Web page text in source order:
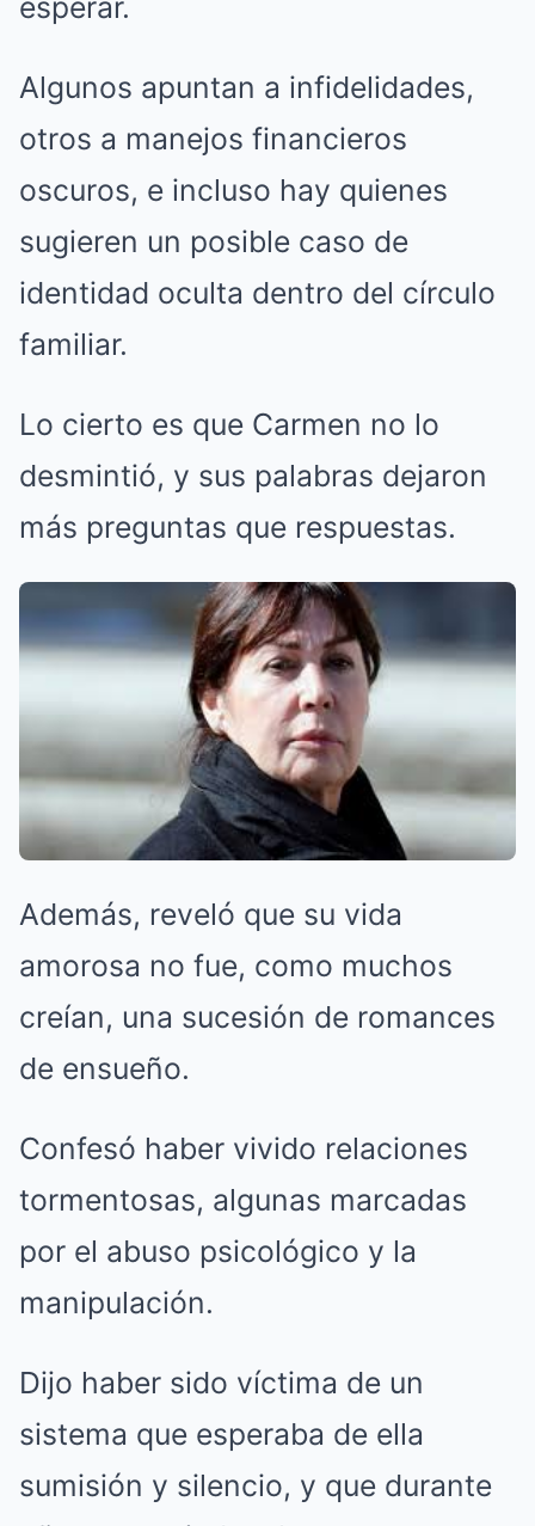
esperar.
Algunos apuntan a infidelidades,
otros a manejos financieros
oscuros, e incluso hay quienes
sugieren un posible caso de
identidad oculta dentro del círculo
familiar.
Lo cierto es que Carmen no lo
desmintió, y sus palabras dejaron
más preguntas que respuestas.
Además, reveló que su vida
amorosa no fue, como muchos
creían, una sucesión de romances
de ensueño.
Confesó haber vivido relaciones
tormentosas, algunas marcadas
por el abuso psicológico y la
manipulación.
Dijo haber sido víctima de un
sistema que esperaba de ella
sumisión y silencio, y que durante